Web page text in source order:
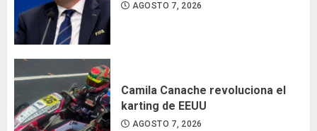
AGOSTO 7, 2026
Camila Canache revoluciona el
karting de EEUU
AGOSTO 7, 2026